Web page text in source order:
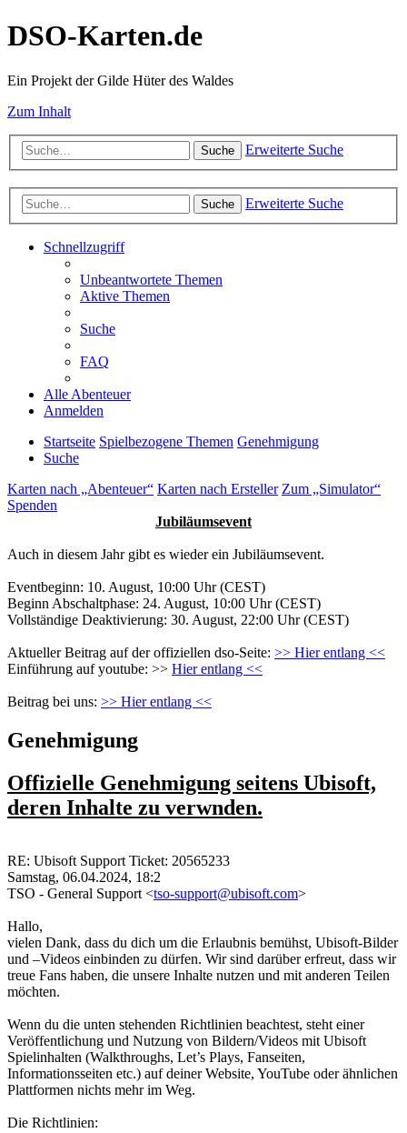
DSO-Karten.de
Ein Projekt der Gilde Hüter des Waldes
Zum Inhalt
Suche Erweiterte Suche
Suche Erweiterte Suche
Schnellzugriff
Unbeantwortete Themen
Aktive Themen
Suche
FAQ
Alle Abenteuer
Anmelden
Startseite Spielbezogene Themen Genehmigung
Suche
Karten nach „Abenteuer“ Karten nach Ersteller Zum „Simulator“
Spenden
Jubiläumsevent
Auch in diesem Jahr gibt es wieder ein Jubiläumsevent.
Eventbeginn: 10. August, 10:00 Uhr (CEST)
Beginn Abschaltphase: 24. August, 10:00 Uhr (CEST)
Vollständige Deaktivierung: 30. August, 22:00 Uhr (CEST)
Aktueller Beitrag auf der offiziellen dso-Seite: >> Hier entlang <<
Einführung auf youtube: >> Hier entlang <<
Beitrag bei uns: >> Hier entlang <<
Genehmigung
Offizielle Genehmigung seitens Ubisoft,
deren Inhalte zu verwnden.
RE: Ubisoft Support Ticket: 20565233
Samstag, 06.04.2024, 18:2
TSO - General Support <tso-support@ubisoft.com>
Hallo,
vielen Dank, dass du dich um die Erlaubnis bemühst, Ubisoft-Bilder
und –Videos einbinden zu dürfen. Wir sind darüber erfreut, dass wir
treue Fans haben, die unsere Inhalte nutzen und mit anderen Teilen
möchten.
Wenn du die unten stehenden Richtlinien beachtest, steht einer
Veröffentlichung und Nutzung von Bildern/Videos mit Ubisoft
Spielinhalten (Walkthroughs, Let’s Plays, Fanseiten,
Informationsseiten etc.) auf deiner Website, YouTube oder ähnlichen
Plattformen nichts mehr im Weg.
Die Richtlinien: